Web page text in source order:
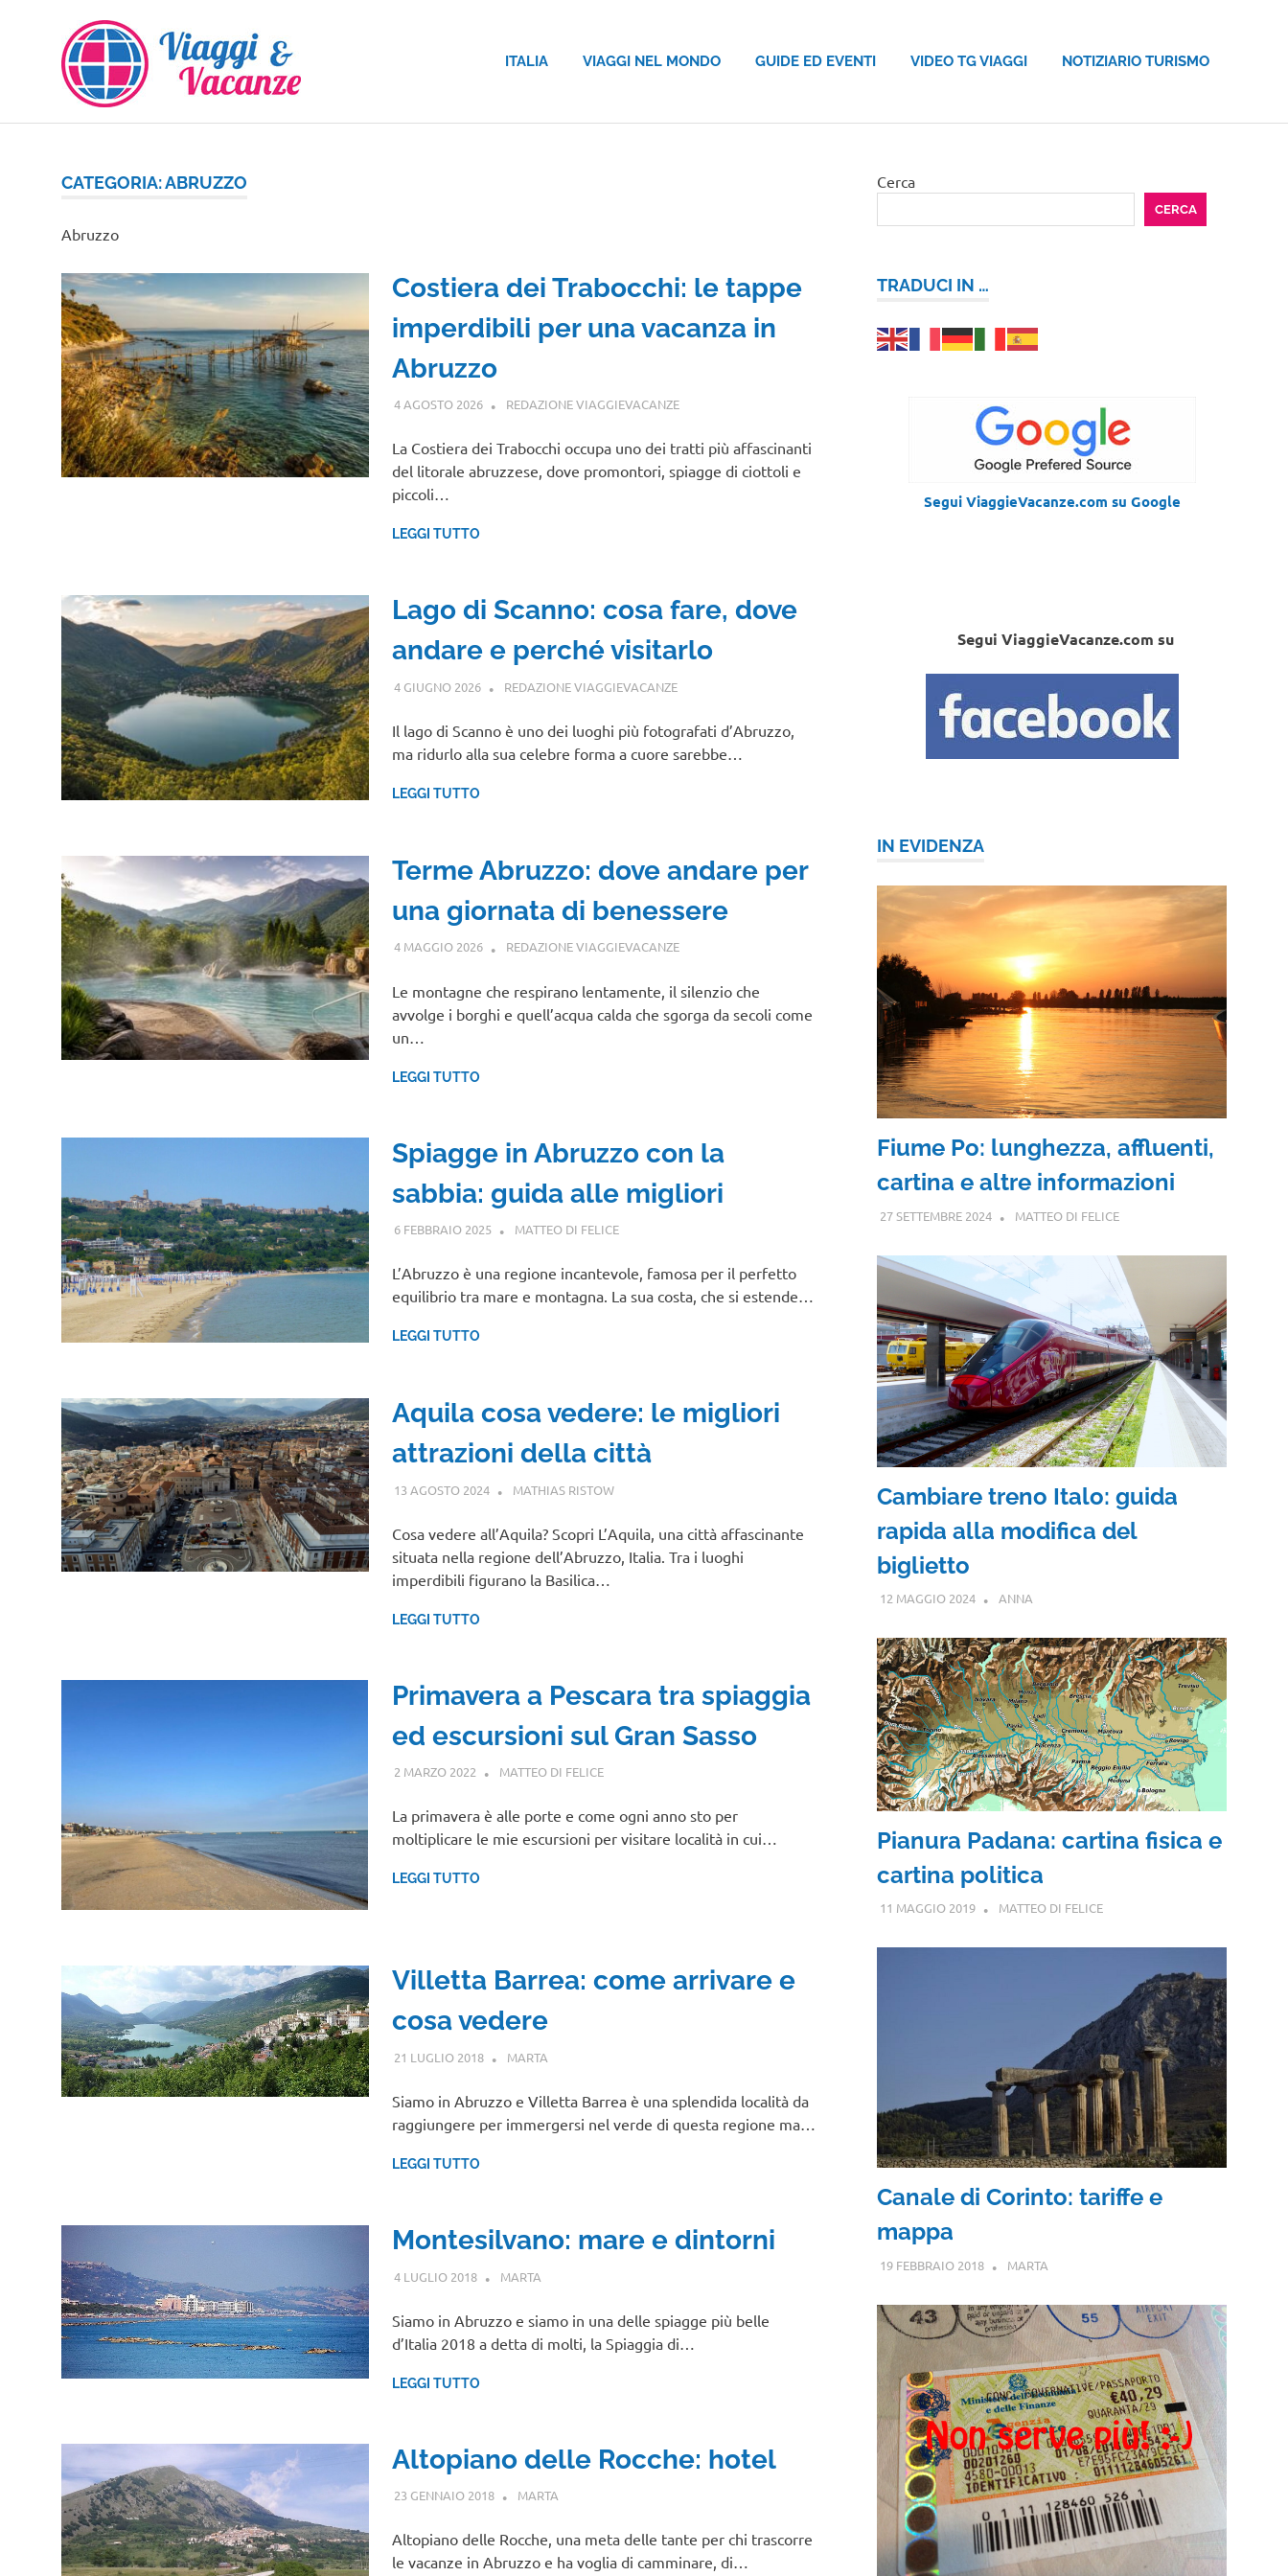
contenuto
ITALIA VIAGGI NEL MONDO GUIDE ED EVENTI VIDEO TG VIAGGI NOTIZIARIO TURISMO
CATEGORIA:ABRUZZO
Abruzzo
Costiera dei Trabocchi: le tappe
imperdibili per una vacanza in
Abruzzo
4 AGOSTO 2026 REDAZIONE VIAGGIEVACANZE
La Costiera dei Trabocchi occupa uno dei tratti più affascinanti
del litorale abruzzese, dove promontori, spiagge di ciottoli e
piccoli…
LEGGI TUTTO
Lago di Scanno: cosa fare, dove
andare e perché visitarlo
4 GIUGNO 2026 REDAZIONE VIAGGIEVACANZE
Il lago di Scanno è uno dei luoghi più fotografati d’Abruzzo,
ma ridurlo alla sua celebre forma a cuore sarebbe…
LEGGI TUTTO
Terme Abruzzo: dove andare per
una giornata di benessere
4 MAGGIO 2026 REDAZIONE VIAGGIEVACANZE
Le montagne che respirano lentamente, il silenzio che
avvolge i borghi e quell’acqua calda che sgorga da secoli come
un…
LEGGI TUTTO
Spiagge in Abruzzo con la
sabbia: guida alle migliori
6 FEBBRAIO 2025 MATTEO DI FELICE
L’Abruzzo è una regione incantevole, famosa per il perfetto
equilibrio tra mare e montagna. La sua costa, che si estende…
LEGGI TUTTO
Aquila cosa vedere: le migliori
attrazioni della città
13 AGOSTO 2024 MATHIAS RISTOW
Cosa vedere all’Aquila? Scopri L’Aquila, una città affascinante
situata nella regione dell’Abruzzo, Italia. Tra i luoghi
imperdibili figurano la Basilica…
LEGGI TUTTO
Primavera a Pescara tra spiaggia
ed escursioni sul Gran Sasso
2 MARZO 2022 MATTEO DI FELICE
La primavera è alle porte e come ogni anno sto per
moltiplicare le mie escursioni per visitare località in cui…
LEGGI TUTTO
Villetta Barrea: come arrivare e
cosa vedere
21 LUGLIO 2018 MARTA
Siamo in Abruzzo e Villetta Barrea è una splendida località da
raggiungere per immergersi nel verde di questa regione ma…
LEGGI TUTTO
Montesilvano: mare e dintorni
4 LUGLIO 2018 MARTA
Siamo in Abruzzo e siamo in una delle spiagge più belle
d’Italia 2018 a detta di molti, la Spiaggia di…
LEGGI TUTTO
Altopiano delle Rocche: hotel
23 GENNAIO 2018 MARTA
Altopiano delle Rocche, una meta delle tante per chi trascorre
le vacanze in Abruzzo e ha voglia di camminare, di…
Cerca
CERCA
TRADUCI IN …
Segui ViaggieVacanze.com su Google
Segui ViaggieVacanze.com su
IN EVIDENZA
Fiume Po: lunghezza, affluenti,
cartina e altre informazioni
27 SETTEMBRE 2024 MATTEO DI FELICE
Cambiare treno Italo: guida
rapida alla modifica del
biglietto
12 MAGGIO 2024 ANNA
Pianura Padana: cartina fisica e
cartina politica
11 MAGGIO 2019 MATTEO DI FELICE
Canale di Corinto: tariffe e
mappa
19 FEBBRAIO 2018 MARTA